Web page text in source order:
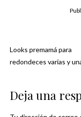
Looks premamá para
redondeces varias y
Deja una